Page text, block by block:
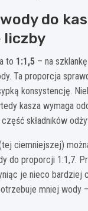
do
liczby
to 1:1,5 – na
Ta proporcja
konsystencję.
kasza wymaga
składników
ciemniejszej)
do proporcji 1:1,7.
je nieco bardziej
mniej wody